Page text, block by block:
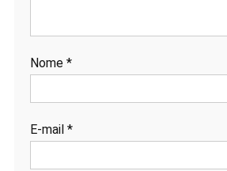
Nome *
E-mail *